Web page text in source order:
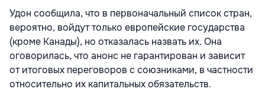
Удон сообщила, что в первоначальный список стран,
вероятно, войдут только европейские государства
(кроме Канады), но отказалась назвать их. Она
оговорилась, что анонс не гарантирован и зависит
от итоговых переговоров с союзниками, в частности
относительно их капитальных обязательств.